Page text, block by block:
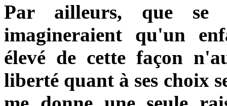
Par ailleurs, que se
imagineraient qu'un
élevé de cette façon
liberté quant à ses choix